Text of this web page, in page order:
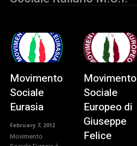
Movimento
Sociale
Eurasia
February 7, 2012
Movimento
Movimento
Sociale
Europeo di
Giuseppe
Felice